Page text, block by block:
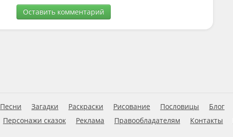
Оставить комментарий
Песни Загадки Раскраски Рисование Пословицы Блог
Персонажи сказок Реклама Правообладателям Контакты